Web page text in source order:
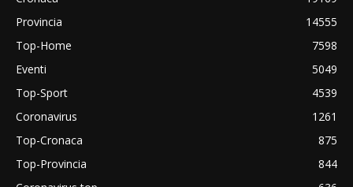
Provincia
14555
Top-Home
7598
Eventi
5049
Top-Sport
4539
Coronavirus
1261
Top-Cronaca
875
Top-Provincia
844